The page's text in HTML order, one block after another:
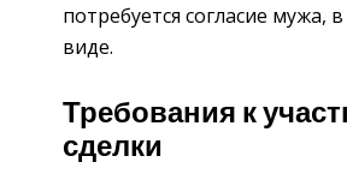
потребуется согласие мужа,
виде.
Требования к
сделки